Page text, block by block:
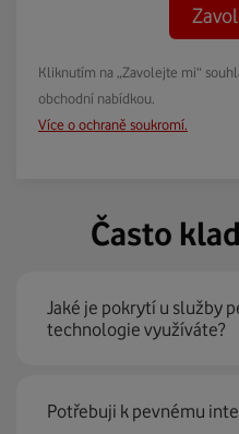
Kliknutím na „Zavolejte mi“
obchodní nabídkou.
Více o ochraně soukromí.
Často
Jaké je pokrytí u služby
technologie využíváte?
Pevný internet můžeme
domácností
Potřebuji k pevnému